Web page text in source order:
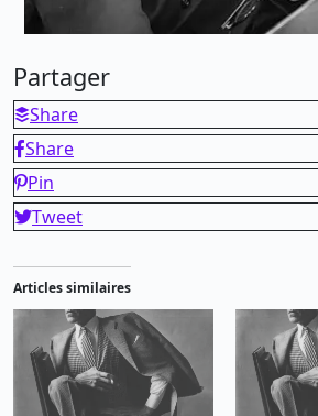
Partager
Share
Share
Pin
Tweet
Articles similaires